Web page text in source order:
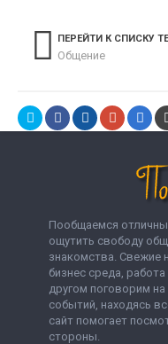
ПЕРЕЙТИ К СПИСКУ
Общение
Пообщаемся
ощутить свободу
знакомства. Свежие
бизнес среда,
другом поговорим
событий, находясь
сайт помогает
стороны.